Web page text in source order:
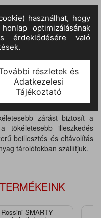
zárást biztosít a
tökéletesebb illeszkedés
beillesztés és eltávolítás
tárolótokban szállítjuk.
Rossini SMARTY